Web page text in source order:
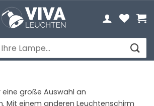
große Auswahl an
Mit einem anderen Leuchtenschirm